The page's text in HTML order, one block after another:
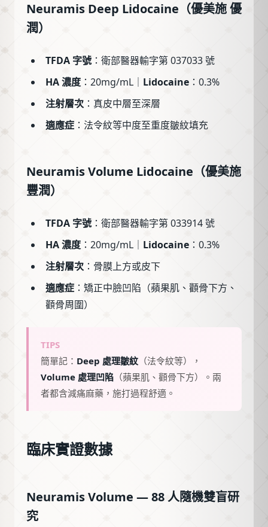
Neuramis Deep Lidocaine（優美施 優
潤）
TFDA 字號：衛部醫器輸字第 037033 號
HA 濃度 ：20mg/mL｜ Lidocaine ：0.3%
注射層次 ：真皮中層至深層
適應症 ：法令紋等中度至重度皺紋填充
Neuramis Volume Lidocaine（優美施
豐潤）
TFDA 字號：衛部醫器輸字第 033914 號
HA 濃度 ：20mg/mL｜ Lidocaine ：0.3%
注射層次 ：骨膜上方或皮下
適應症 ：矯正中臉凹陷（蘋果肌、顴骨下方、
顴骨周圍）
TIPS
簡單記： Deep 處理皺紋 （法令紋等），
Volume 處理凹陷 （蘋果肌、顴骨下方）。兩
者都含減痛麻藥，施打過程舒適。
臨床實證數據
Neuramis Volume — 88 人隨機雙盲研
究